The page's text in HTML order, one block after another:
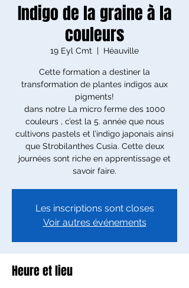
Indigo de la graine à la
couleurs
19 Eyl Cmt
  |
Héauville
Cette formation a destiner la
transformation de plantes indigos aux
pigments!
dans notre La micro ferme des 1000
couleurs , c’est la 5. année que nous
cultivons pastels et l’indigo japonais ainsi
que Strobilanthes Cusia. Cette deux
journées sont riche en apprentissage et
savoir faire.
Les inscriptions sont closes
Voir autres événements
Heure et lieu